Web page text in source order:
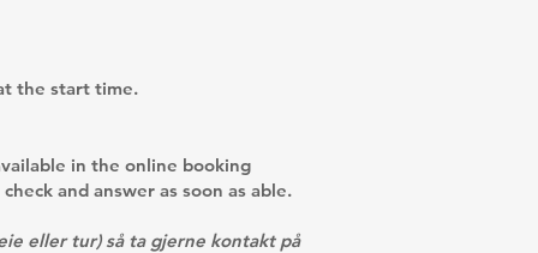
the start time.
in the online booking
and answer as soon as able.
eller tur) så ta gjerne kontakt på